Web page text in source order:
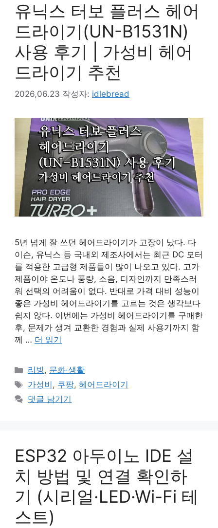
유닉스 터보 플러스 헤어
드라이기(UN-B1531N)
사용 후기 | 가성비 헤어
드라이기 추천
2026,06.23 작성자: idlebread
5년 넘게 잘 쓰던 헤어드라이기가 고장이 났다. 다
이슨, 유닉스 등 국내외 제조사에서는 최근 DC 모터
를 적용한 고급형 제품들이 많이 나오고 있다. 고가
제품이야 온도나 풍량, 소음, 디자인까지 만족스러
워 선택의 어려움이 없다. 반대로 가격 대비 성능이
좋은 가성비 헤어드라이기를 고르는 것은 생각보다
쉽지 않다. 이번에는 가성비 헤어드라이기를 구매한
후, 문제가 생겨 교환한 경험과 실제 사용기까지 함
께 … 더 읽기
카
테
리
리빙, 문화·생활
태
그
가성비 , 쿠팡,헤어드라이기
댓글 남기기
ESP32 아두이노 IDE 설
치 방법 및 연결 확인하
기 (시리얼·LED·Wi-Fi 테
스트)